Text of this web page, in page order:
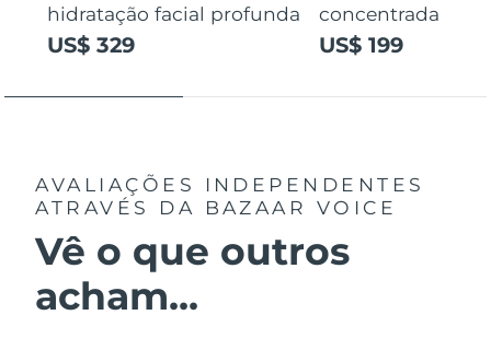
hidratação facial profunda
US$ 329
concentrada
US$ 199
AVALIAÇÕES INDEPENDENTES
ATRAVÉS DA BAZAAR VOICE
Vê o que outros
acham...